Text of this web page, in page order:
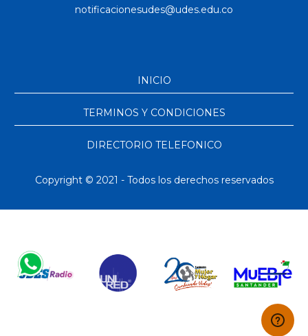
INICIO
TERMINOS Y CONDICIONES
DIRECTORIO TELEFONICO
Copyright © 2021 - Todos los derechos reservados